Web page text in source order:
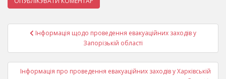
Навігація
Інформація щодо проведення евакуаційних заходів у
Запорізькій області
Інформація про проведення евакуаційних заходів у Харківській